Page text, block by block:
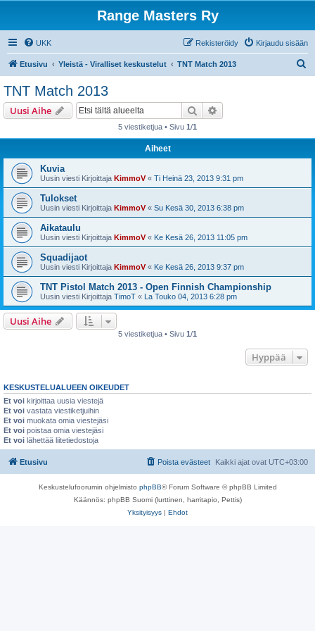
Range Masters Ry
UKK Kirjaudu sisään
Rekisteröidy
Etusivu Yleistä - Viralliset keskustelut TNT Match 2013
TNT Match 2013
Uusi Aihe Etsi
5 viestiketjua • Sivu 1/1
Aiheet
Kuvia
Uusin viesti Kirjoittaja KimmoV« Ti Heinä 23, 2013 9:31 pm
Tulokset
Uusin viesti Kirjoittaja KimmoV« Su Kesä 30, 2013 6:38 pm
Aikataulu
Uusin viesti Kirjoittaja KimmoV« Ke Kesä 26, 2013 11:05 pm
Squadijaot
Uusin viesti Kirjoittaja KimmoV« Ke Kesä 26, 2013 9:37 pm
TNT Pistol Match 2013 - Open Finnish Championship
Uusin viesti Kirjoittaja TimoT « La Touko 04, 2013 6:28 pm
Uusi Aihe
5 viestiketjua • Sivu 1/1
Hyppää
KESKUSTELUALUEEN OIKEUDET
Et voi kirjoittaa uusia viestejä
Et voi vastata viestiketjuihin
Et voi muokata omia viestejäsi
Et voi poistaa omia viestejäsi
Et voi lähettää liitetiedostoja
Etusivu Kaikki ajat ovat UTC+03:00
Poista evästeet
Keskustelufoorumin ohjelmisto phpBB® Forum Software © phpBB Limited
Käännös: phpBB Suomi (lurttinen, harritapio, Pettis)
Yksityisyys | Ehdot